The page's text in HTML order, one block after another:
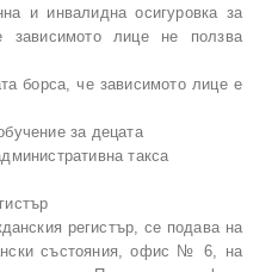
и инвалидна осигуровка за
зависимото лице не ползва
борса, че зависимото лице е
за децата
такса
регистър, се подава на
състояния, офис № 6, на